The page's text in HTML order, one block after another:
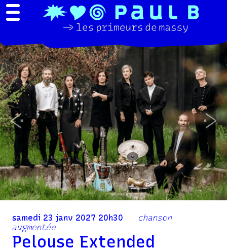
Previous
samedi 23 janv 2027 20h30
chanson
augmentée
Pelouse Extended